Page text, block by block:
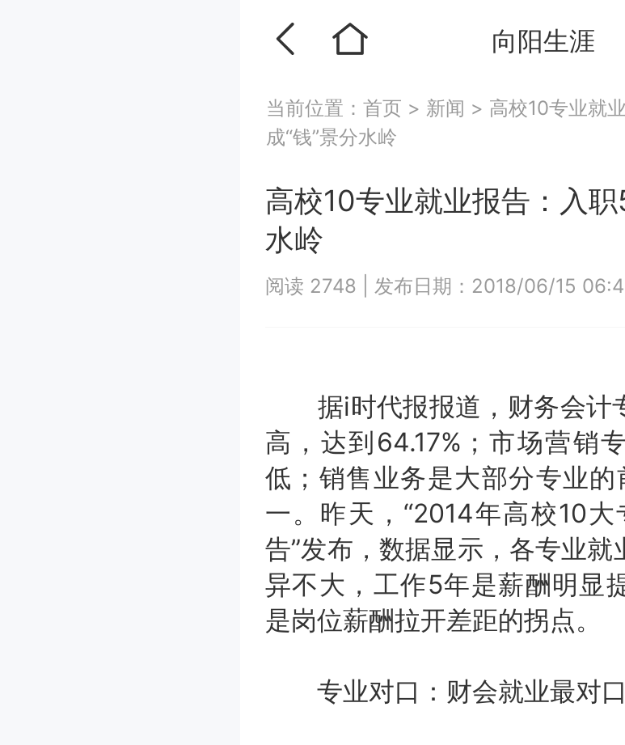
向阳生涯
当前位置： 首页 > 新闻 > 高校10专业就
成“钱”景分水岭
高校10专业就业报告：入职
水岭
阅读 2748 发布日期：2018/06/15
据i时代报报道，财务会计
高，达到64.17%；市场营销
低；销售业务是大部分专业
一。昨天，“2014年高校10大
告”发布，数据显示，各专业
异不大，工作5年是薪酬明显
是岗位薪酬拉开差距的拐点。
专业对口：财会就业最对口